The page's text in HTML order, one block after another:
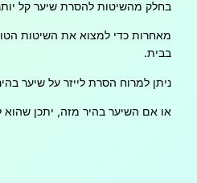
בחלק מהשיטות להסרת שיער קל
מאחרות כדי למצוא את השיטות
בבית.
ניתן למרוח הסרת לייזר על שיער
או אם השיער בהיר מזה, יתכן שהוא